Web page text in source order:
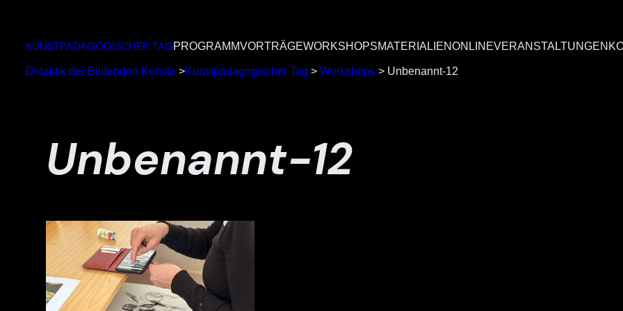
springen
KUNSTPÄDAGOGISCHER TAGPROGRAMMVORTRÄGEWORKSHOPSMATERIALIENONLINEVERANSTALTUNGEN
Didaktik der Bildenden Künste >Kunstpädagogischer Tag > Workshops > Unbenannt-12
Unbenannt-12